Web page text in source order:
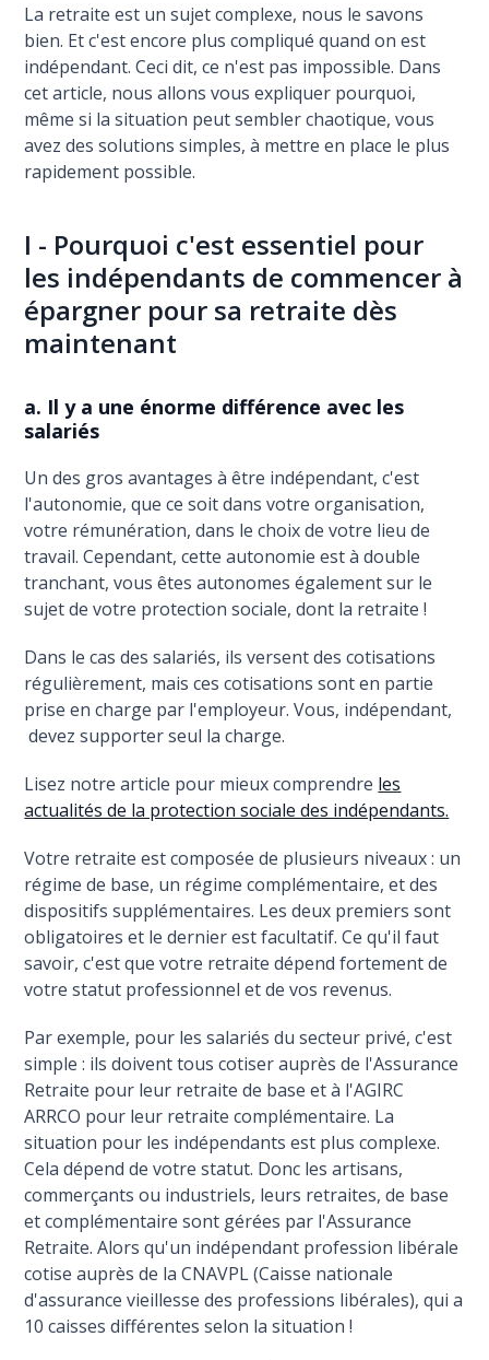
La retraite est un sujet complexe, nous le savons
bien. Et c'est encore plus compliqué quand on est
indépendant. Ceci dit, ce n'est pas impossible. Dans
cet article, nous allons vous expliquer pourquoi,
même si la situation peut sembler chaotique, vous
avez des solutions simples, à mettre en place le plus
rapidement possible.
I - Pourquoi c'est essentiel pour
les indépendants de commencer à
épargner pour sa retraite dès
maintenant
a. Il y a une énorme différence avec les
salariés
Un des gros avantages à être indépendant, c'est
l'autonomie, que ce soit dans votre organisation,
votre rémunération, dans le choix de votre lieu de
travail. Cependant, cette autonomie est à double
tranchant, vous êtes autonomes également sur le
sujet de votre protection sociale, dont la retraite !
Dans le cas des salariés, ils versent des cotisations
régulièrement, mais ces cotisations sont en partie
prise en charge par l'employeur. Vous, indépendant,
devez supporter seul la charge.
Lisez notre article pour mieux comprendre les
actualités de la protection sociale des indépendants.
Votre retraite est composée de plusieurs niveaux : un
régime de base, un régime complémentaire, et des
dispositifs supplémentaires. Les deux premiers sont
obligatoires et le dernier est facultatif. Ce qu'il faut
savoir, c'est que votre retraite dépend fortement de
votre statut professionnel et de vos revenus.
Par exemple, pour les salariés du secteur privé, c'est
simple : ils doivent tous cotiser auprès de l'Assurance
Retraite pour leur retraite de base et à l'AGIRC
ARRCO pour leur retraite complémentaire. La
situation pour les indépendants est plus complexe.
Cela dépend de votre statut. Donc les artisans,
commerçants ou industriels, leurs retraites, de base
et complémentaire sont gérées par l'Assurance
Retraite. Alors qu'un indépendant profession libérale
cotise auprès de la CNAVPL (Caisse nationale
d'assurance vieillesse des professions libérales), qui a
10 caisses différentes selon la situation !